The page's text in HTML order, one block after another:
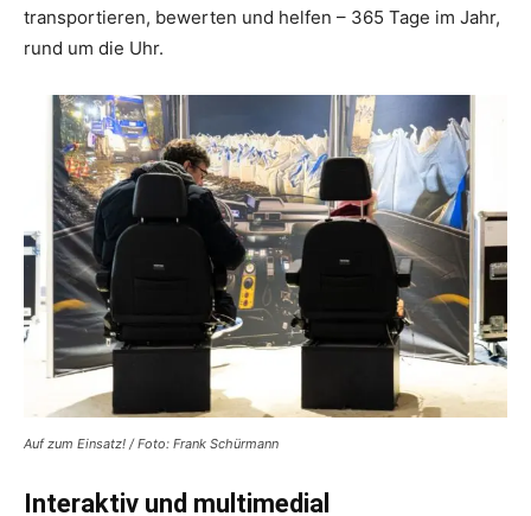
transportieren, bewerten und helfen – 365 Tage im Jahr,
rund um die Uhr.
Auf zum Einsatz! / Foto: Frank Schürmann
Interaktiv und multimedial